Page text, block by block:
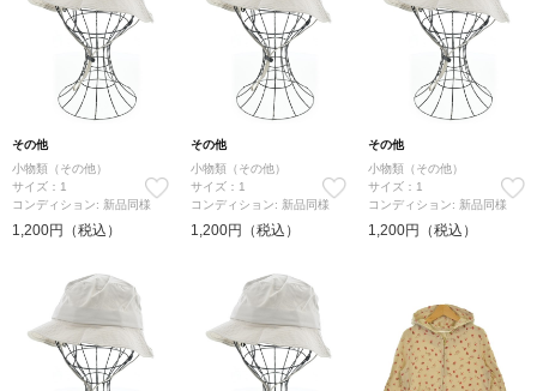
その他
小物類（その他）
サイズ：1
コンディション: 新品同様
1,200円（税込）
その他
小物類（その他）
サイズ：1
コンディション: 新品同様
1,200円（税込）
その他
小物類（その他）
サイズ：1
コンディション: 新品同様
1,200円（税込）